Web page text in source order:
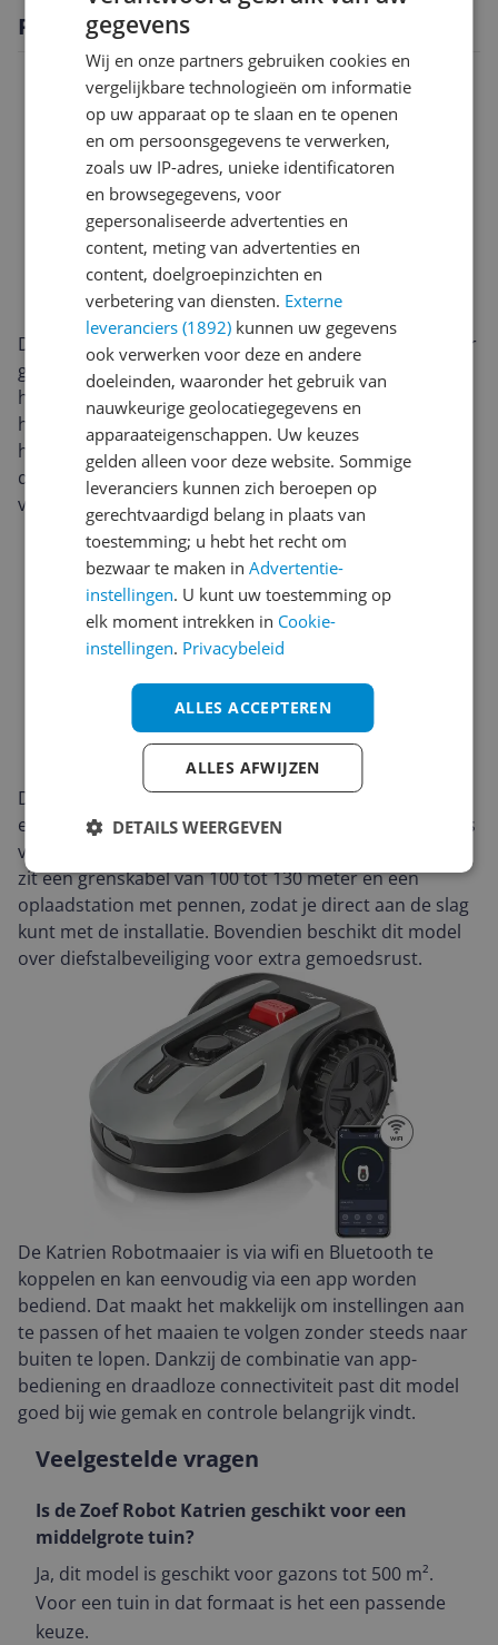
Productomschrijving
De Zoef Robot Katrien Robotmaaier is ontworpen voor
gazons tot 500 m² en weegt 12.000 gram. Daarmee is
het een compacte maar stevige robotmaaier voor wie
het gras regelmatig netjes wil houden zonder zelf te
hoeven maaien. De maaihoogte is instelbaar, zodat je
de afwerking kunt aanpassen aan jouw gazon en
voorkeur.
Deze robotmaaier maait met een maaibreedte van 18
en werkt op een geluidsniveau van 55 dB, wat prettig is
voor gebruik in een woonomgeving. In de verpakking
zit een grenskabel van 100 tot 130 meter en een
oplaadstation met pennen, zodat je direct aan de slag
kunt met de installatie. Bovendien beschikt dit model
over diefstalbeveiliging voor extra gemoedsrust.
De Katrien Robotmaaier is via wifi en Bluetooth te
koppelen en kan eenvoudig via een app worden
bediend. Dat maakt het makkelijk om instellingen aan
te passen of het maaien te volgen zonder steeds naar
buiten te lopen. Dankzij de combinatie van app-
bediening en draadloze connectiviteit past dit model
goed bij wie gemak en controle belangrijk vindt.
Veelgestelde vragen
Is de Zoef Robot Katrien geschikt voor een
middelgrote tuin?
Ja, dit model is geschikt voor gazons tot 500 m².
Voor een tuin in dat formaat is het een passende
keuze.
gegevens
Wij en onze partners gebruiken cookies en
vergelijkbare technologieën om informatie
op uw apparaat op te slaan en te openen
en om persoonsgegevens te verwerken,
zoals uw IP-adres, unieke identificatoren
en browsegegevens, voor
gepersonaliseerde advertenties en
content, meting van advertenties en
content, doelgroepinzichten en
verbetering van diensten. Externe
leveranciers (1892) kunnen uw gegevens
ook verwerken voor deze en andere
doeleinden, waaronder het gebruik van
nauwkeurige geolocatiegegevens en
apparaateigenschappen. Uw keuzes
gelden alleen voor deze website. Sommige
leveranciers kunnen zich beroepen op
gerechtvaardigd belang in plaats van
toestemming; u hebt het recht om
bezwaar te maken inAdvertentie-
instellingen. U kunt uw toestemming op
elk moment intrekken in Cookie-
instellingen. Privacybeleid
ALLES ACCEPTEREN
ALLES AFWIJZEN
DETAILS WEERGEVEN